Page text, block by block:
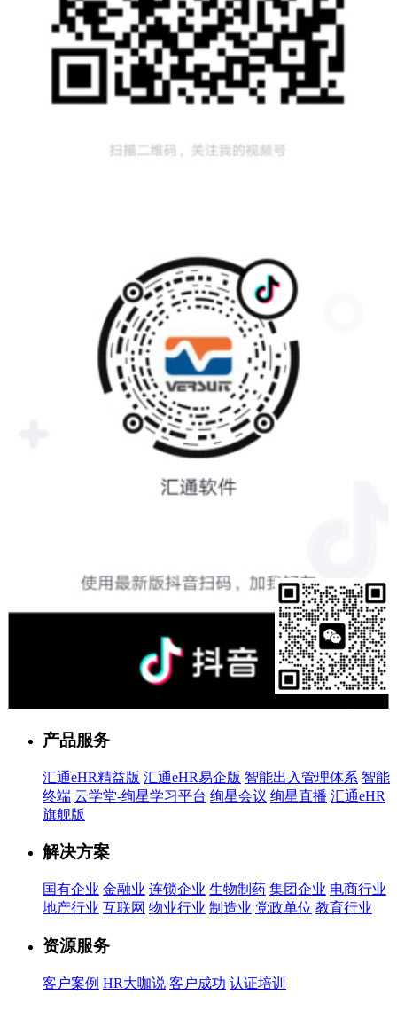
产品服务
汇通eHR精益版 汇通eHR易企版 智能出入管理体系 智能
终端 云学堂-绚星学习平台 绚星会议 绚星直播 汇通eHR
旗舰版
解决方案
国有企业 金融业 连锁企业 生物制药 集团企业 电商行业
地产行业 互联网 物业行业 制造业 党政单位 教育行业
资源服务
客户案例 HR大咖说 客户成功 认证培训